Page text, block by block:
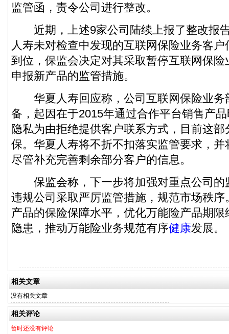
监管函，责令公司进行整改。
近期，上述9家公司陆续上报了整改报
人寿未对检查中发现的互联网保险业务客
到位，保监会决定对其采取暂停互联网保
申报新产品的监管措施。
华夏人寿回应称，公司互联网保险业务
备，起因在于2015年通过合作平台销售产
隐私为由拒绝提供客户联系方式，目前这
保。华夏人寿将不折不扣落实监管要求，
尽管补充完善剩余部分客户的信息。
保监会称，下一步将加强对重点公司的
违规公司采取严厉监管措施，规范市场秩
产品的保险保障水平，优化万能险产品期
隐患，推动万能险业务规范有序健康发展。
相关文章
没有相关文章
相关评论
暂时还没有评论